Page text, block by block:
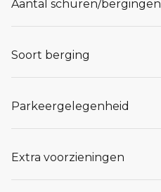
Aantal schuren/bergingen
Soort berging
Parkeergelegenheid
Extra voorzieningen